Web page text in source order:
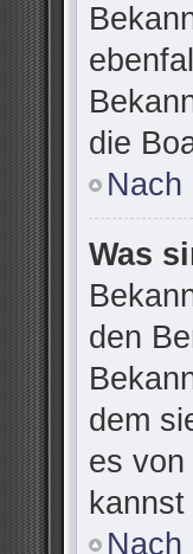
die
Nach
Was
den
dem
es
Nach